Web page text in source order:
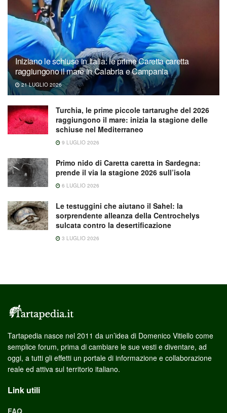
Iniziano le schiuse in Italia: le prime Caretta caretta
raggiungono il mare in Calabria e Campania
21 LUGLIO 2026
Turchia, le prime piccole tartarughe del 2026
raggiungono il mare: inizia la stagione delle
schiuse nel Mediterraneo
9 LUGLIO 2026
Primo nido di Caretta caretta in Sardegna:
prende il via la stagione 2026 sull’isola
6 LUGLIO 2026
Le testuggini che aiutano il Sahel: la
sorprendente alleanza della Centrochelys
sulcata contro la desertificazione
3 LUGLIO 2026
Tartapedia nasce nel 2011 da un’idea di Domenico Vitiello come
semplice forum, prima di cambiare le sue vesti e diventare, ad
oggi, a tutti gli effetti un portale di informazione e collaborazione
reale ed attiva sul territorio italiano.
Link utili
FAQ